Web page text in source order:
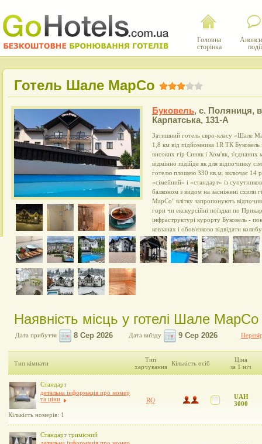
Головна
сторінка
події
Готель Шале МарСо
Буковель, с. Поляниця,
Карпатська, 131-А
Затишний готель євро-класу «Шале
1,8 км від підйомника 1R ТК Буковель
високих гір Синяк і Хом'як,
відмінно підійде як для відпочинку
готелю площею 330 кв.м. включає 14
«сімейний» і «стандарт» із
балконом з видом на засніжені схили
МарСо" влітку запропонують
гори чи екскурсійні поїздки по
інфраструктурі курорту Буковель -
ковзанах і обов'язково відвідати
Наявність місць у готелі Шале МарСо
Дата прибуття Дата виїзду
Тип кімнати
Тип
харчування
Кількість осіб
Ціна
за 1 ніч
Стандарт
детальна інформація про номер
та ціни
Кількість номерів: 1
RO
UAH
3000
Стандарт тримісний